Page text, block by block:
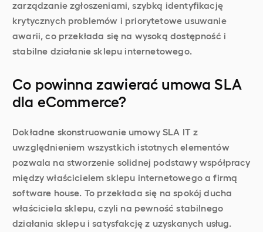
zarządzanie zgłoszeniami, szybką identyfikację
krytycznych problemów i priorytetowe usuwanie
awarii, co przekłada się na wysoką dostępność i
stabilne działanie sklepu internetowego.
Co powinna zawierać umowa SLA
dla eCommerce?
Dokładne skonstruowanie umowy SLA IT z
uwzględnieniem wszystkich istotnych elementów
pozwala na stworzenie solidnej podstawy współpracy
między właścicielem sklepu internetowego a firmą
software house. To przekłada się na spokój ducha
właściciela sklepu, czyli na pewność stabilnego
działania sklepu i satysfakcję z uzyskanych usług.